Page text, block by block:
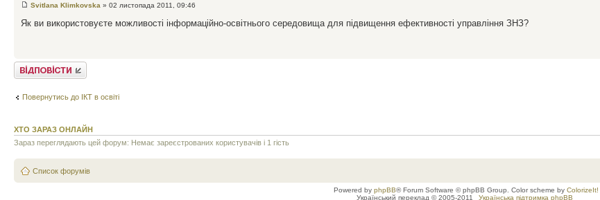
Svitlana Klimkovska » 02 листопада 2011, 09:46
Як ви використовуєте можливості інформаційно-освітнього середовища для підвищення ефективності управління ЗНЗ?
Відповісти
Повернутись до ІКТ в освіті
ХТО ЗАРАЗ ОНЛАЙН
Зараз переглядають цей форум: Немає зареєстрованих користувачів і 1 гість
Список форумів
Powered by phpBB® Forum Software © phpBB Group. Color scheme by ColorizeIt!
Український переклад © 2005-2011
Українська підтримка phpBB